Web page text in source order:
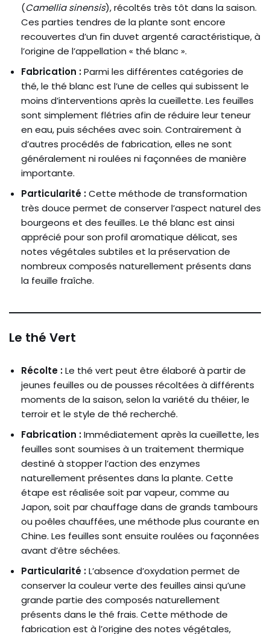
(Camellia sinensis), récoltés très tôt dans la saison.
Ces parties tendres de la plante sont encore
recouvertes d’un fin duvet argenté caractéristique, à
l’origine de l’appellation « thé blanc ».
Fabrication :Parmi les différentes catégories de
thé, le thé blanc est l’une de celles qui subissent le
moins d’interventions après la cueillette. Les feuilles
sont simplement flétries afin de réduire leur teneur
en eau, puis séchées avec soin. Contrairement à
d’autres procédés de fabrication, elles ne sont
généralement ni roulées ni façonnées de manière
importante.
Particularité :Cette méthode de transformation
très douce permet de conserver l’aspect naturel des
bourgeons et des feuilles. Le thé blanc est ainsi
apprécié pour son profil aromatique délicat, ses
notes végétales subtiles et la préservation de
nombreux composés naturellement présents dans
la feuille fraîche.
Le thé Vert
Récolte :Le thé vert peut être élaboré à partir de
jeunes feuilles ou de pousses récoltées à différents
moments de la saison, selon la variété du théier, le
terroir et le style de thé recherché.
Fabrication :Immédiatement après la cueillette, les
feuilles sont soumises à un traitement thermique
destiné à stopper l’action des enzymes
naturellement présentes dans la plante. Cette
étape est réalisée soit par vapeur, comme au
Japon, soit par chauffage dans de grands tambours
ou poêles chauffées, une méthode plus courante en
Chine. Les feuilles sont ensuite roulées ou façonnées
avant d’être séchées.
Particularité :L’absence d’oxydation permet de
conserver la couleur verte des feuilles ainsi qu’une
grande partie des composés naturellement
présents dans le thé frais. Cette méthode de
fabrication est à l’origine des notes végétales,